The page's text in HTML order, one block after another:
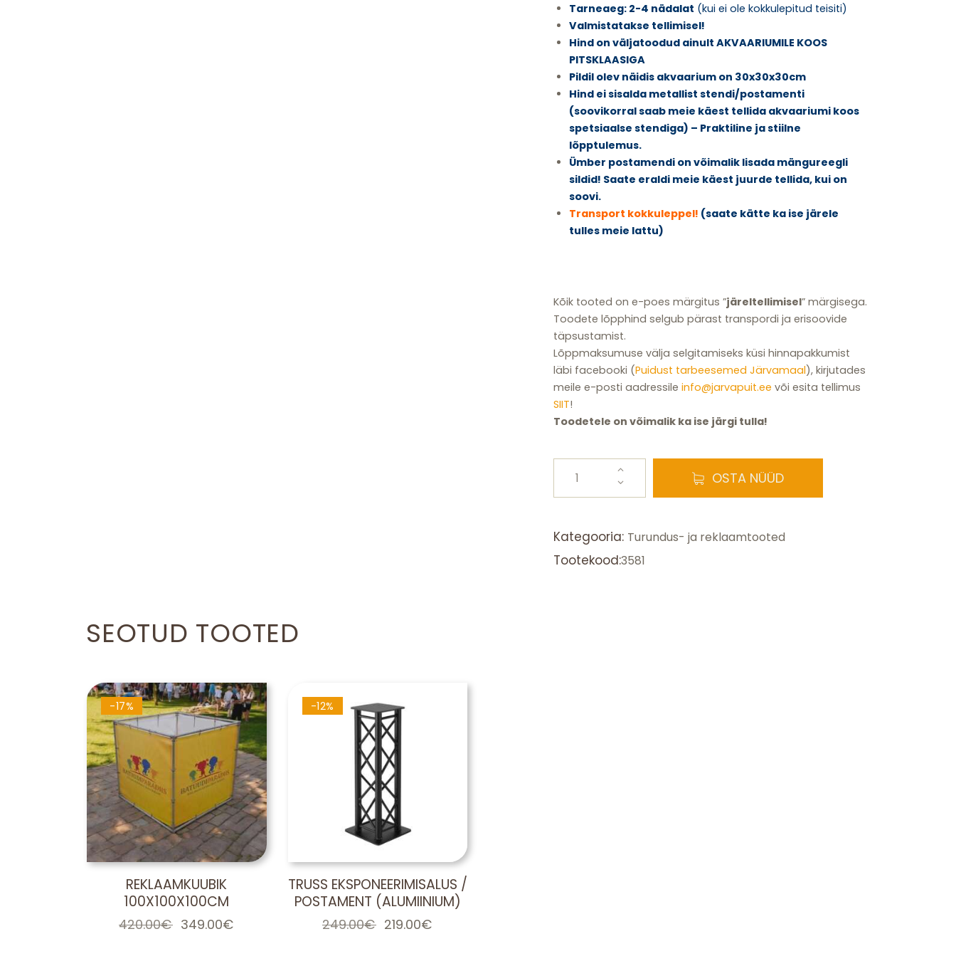
Tarneaeg: 2-4 nädalat (kui ei ole kokkulepitud teisiti)
Valmistatakse tellimisel!
Hind on väljatoodud ainult AKVAARIUMILE KOOS
PITSKLAASIGA
Pildil olev näidis akvaarium on 30x30x30cm
Hind ei sisalda metallist stendi/postamenti
(soovikorral saab meie käest tellida akvaariumi koos
spetsiaalse stendiga) – Praktiline ja stiilne
lõpptulemus.
Ümber postamendi on võimalik lisada mängureegli
sildid! Saate eraldi meie käest juurde tellida, kui on
soovi.
Transport kokkuleppel! (saate kätte ka ise järele
tulles meie lattu)
Kõik tooted on e-poes märgitus ”järeltellimisel” märgisega.
Toodete lõpphind selgub pärast transpordi ja erisoovide
täpsustamist.
Lõppmaksumuse välja selgitamiseks küsi hinnapakkumist
läbi facebooki (Puidust tarbeesemed Järvamaal), kirjutades
meile e-posti aadressile info@jarvapuit.ee või esita tellimus
SIIT!
Toodetele on võimalik ka ise järgi tulla!
Coin
premium
klaas
akvaarium
OSTA NÜÜD
Kategooria: Turundus- ja reklaamtooted
Tootekood:3581
SEOTUD TOOTED
-17%
REKLAAMKUUBIK
100X100X100CM
420.00€ Algne
349.00€
-12%
TRUSS EKSPONEERIMISALUS /
POSTAMENT (ALUMIINIUM)
249.00€ Algne
219.00€